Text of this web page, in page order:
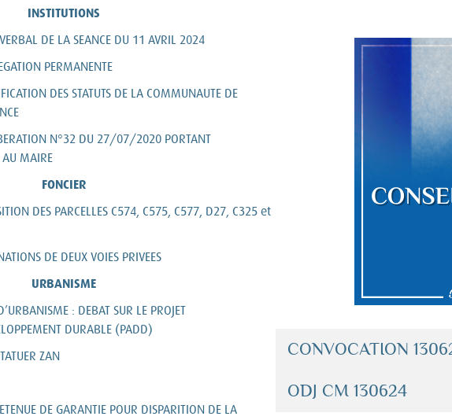
INSTITUTIONS
DE LA SEANCE DU 11 AVRIL 2024
PERMANENTE
DES STATUTS DE LA COMMUNAUTE DE
N°32 DU 27/07/2020 PORTANT
AU MAIRE
FONCIER
DES PARCELLES C574, C575, C577, D27, C325 et
DE DEUX VOIES PRIVEES
URBANISME
: DEBAT SUR LE PROJET
DURABLE (PADD)
ZAN
DE GARANTIE POUR DISPARITION DE LA
CONVOCATION
ODJ CM 130624